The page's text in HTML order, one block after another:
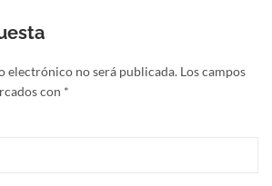
electrónico no será publicada. Los campos
con *